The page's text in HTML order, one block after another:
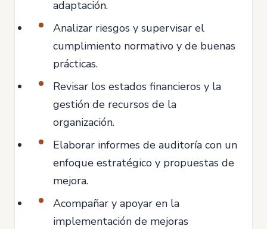
adaptación.
Analizar riesgos y supervisar el
cumplimiento normativo y de buenas
prácticas.
Revisar los estados financieros y la
gestión de recursos de la
organización.
Elaborar informes de auditoría con un
enfoque estratégico y propuestas de
mejora.
Acompañar y apoyar en la
implementación de mejoras